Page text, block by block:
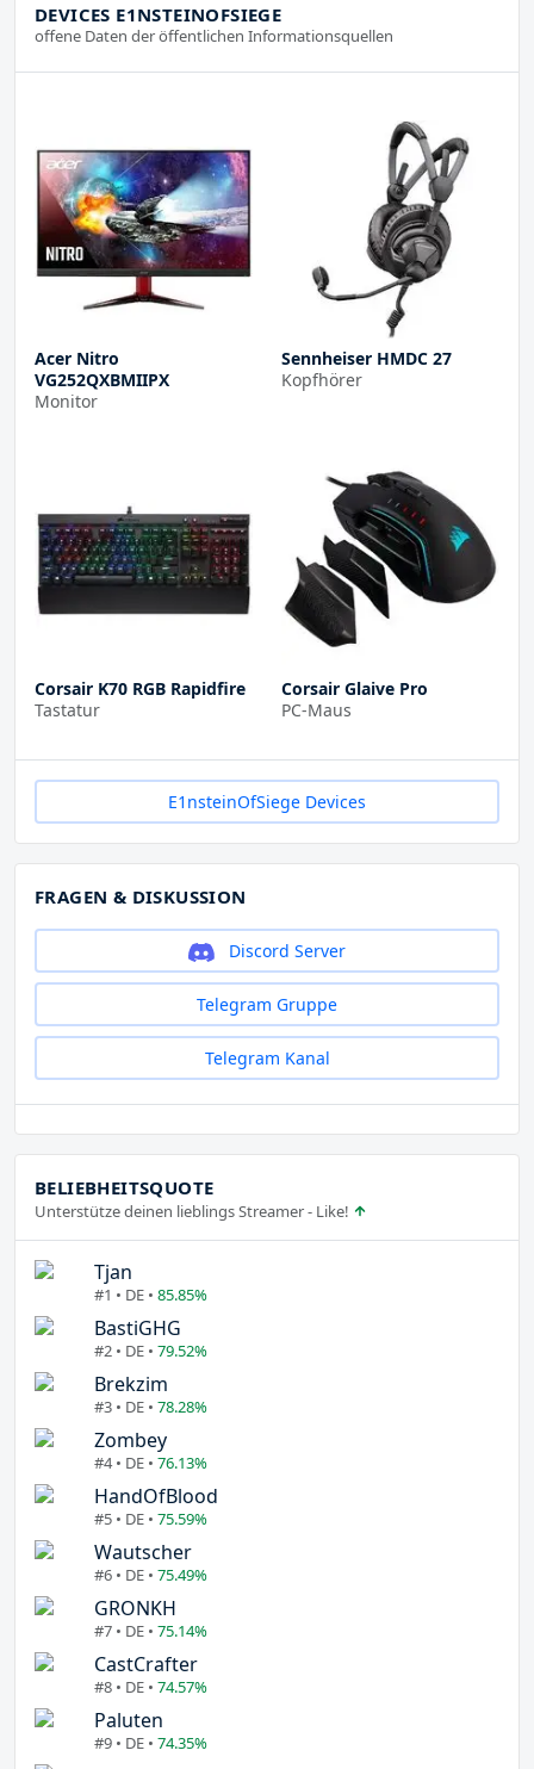
DEVICES E1NSTEINOFSIEGE
offene Daten der öffentlichen Informationsquellen
Acer Nitro
VG252QXBMIIPX
Monitor
Sennheiser HMDC 27
Kopfhörer
Corsair K70 RGB Rapidfire
Tastatur
Corsair Glaive Pro
PC-Maus
E1nsteinOfSiege Devices
FRAGEN & DISKUSSION
Discord Server
Telegram Gruppe
Telegram Kanal
BELIEBHEITSQUOTE
Unterstütze deinen lieblings Streamer - Like!
Tjan
#1 • DE • 85.85%
BastiGHG
#2 • DE • 79.52%
Brekzim
#3 • DE • 78.28%
Zombey
#4 • DE • 76.13%
HandOfBlood
#5 • DE • 75.59%
Wautscher
#6 • DE • 75.49%
GRONKH
#7 • DE • 75.14%
CastCrafter
#8 • DE • 74.57%
Paluten
#9 • DE • 74.35%